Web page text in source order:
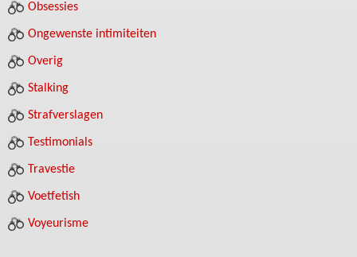
Obsessies
Ongewenste intimiteiten
Overig
Stalking
Strafverslagen
Testimonials
Travestie
Voetfetish
Voyeurisme